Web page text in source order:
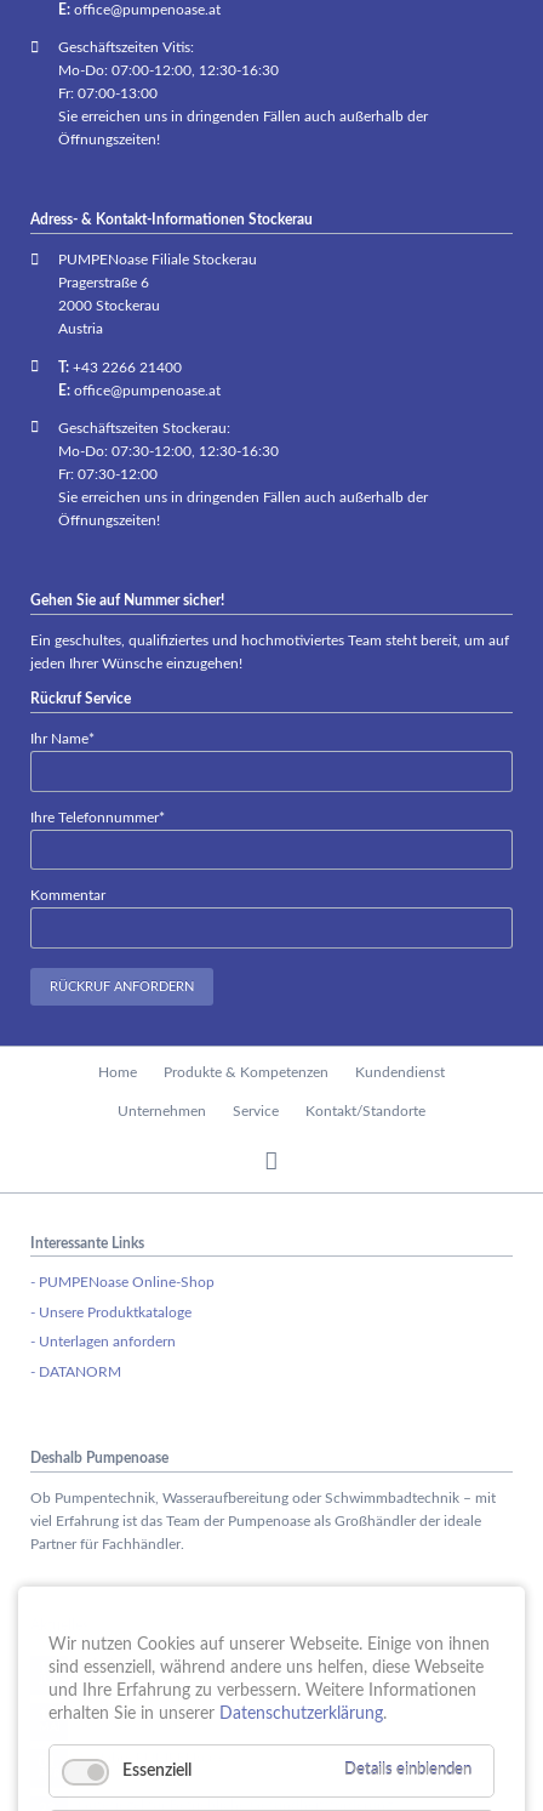
E: office@pumpenoase.at
Geschäftszeiten Vitis:
Mo-Do: 07:00-12:00, 12:30-16:30
Fr: 07:00-13:00
Sie erreichen uns in dringenden Fällen auch außerhalb der
Öffnungszeiten!
Adress- & Kontakt-Informationen Stockerau
PUMPENoase Filiale Stockerau
Pragerstraße 6
2000 Stockerau
Austria
T:+43 2266 21400
E: office@pumpenoase.at
Geschäftszeiten Stockerau:
Mo-Do: 07:30-12:00, 12:30-16:30
Fr: 07:30-12:00
Sie erreichen uns in dringenden Fällen auch außerhalb der
Öffnungszeiten!
Gehen Sie auf Nummer sicher!
Ein geschultes, qualifiziertes und hochmotiviertes Team steht bereit, um auf
jeden Ihrer Wünsche einzugehen!
Rückruf Service
Pflichtfeld
Ihr Name*
Pflichtfeld
Ihre Telefonnummer*
Kommentar
RÜCKRUF ANFORDERN
Home Produkte & Kompetenzen Kundendienst
Unternehmen Service Kontakt/Standorte
Interessante Links
- PUMPENoase Online-Shop
- Unsere Produktkataloge
- Unterlagen anfordern
- DATANORM
Deshalb Pumpenoase
Ob Pumpentechnik, Wasseraufbereitung oder Schwimmbadtechnik – mit
viel Erfahrung ist das Team der Pumpenoase als Großhändler der ideale
Partner für Fachhändler.
15. Schule trifft Wirtschaft bei der PUMPENoase!
18. Vortrag IT-Sicherheit
16 Jahre PUMPENoase
Wir nutzen Cookies auf unserer Webseite. Einige von ihnen
sind essenziell, während andere uns helfen, diese Webseite
und Ihre Erfahrung zu verbessern. Weitere Informationen
erhalten Sie in unserer Datenschutzerklärung.
Essenziell Details einblenden